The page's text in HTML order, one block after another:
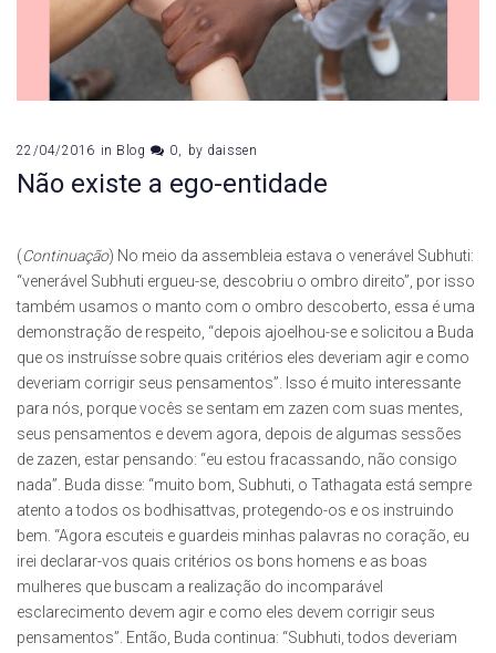
22/04/2016 in Blog 0 by daissen
Não existe a ego-entidade
(Continuação) No meio da assembleia estava o venerável Subhuti:
“venerável Subhuti ergueu-se, descobriu o ombro direito”, por isso
também usamos o manto com o ombro descoberto, essa é uma
demonstração de respeito, “depois ajoelhou-se e solicitou a Buda
que os instruísse sobre quais critérios eles deveriam agir e como
deveriam corrigir seus pensamentos”. Isso é muito interessante
para nós, porque vocês se sentam em zazen com suas mentes,
seus pensamentos e devem agora, depois de algumas sessões
de zazen, estar pensando: “eu estou fracassando, não consigo
nada”. Buda disse: “muito bom, Subhuti, o Tathagata está sempre
atento a todos os bodhisattvas, protegendo-os e os instruindo
bem. “Agora escuteis e guardeis minhas palavras no coração, eu
irei declarar-vos quais critérios os bons homens e as boas
mulheres que buscam a realização do incomparável
esclarecimento devem agir e como eles devem corrigir seus
pensamentos”. Então, Buda continua: “Subhuti, todos deveriam